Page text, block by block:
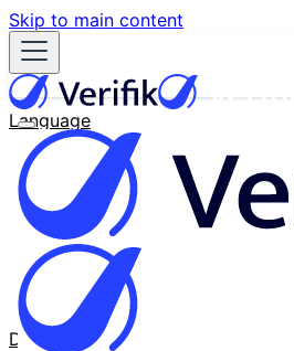
Skip to main content
Language
English
Español
Français
Português
한국어
日本語
中文
Docs